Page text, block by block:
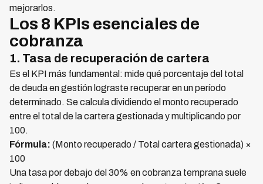
mejorarlos.
Los 8 KPIs esenciales de
cobranza
1. Tasa de recuperación de cartera
Es el KPI más fundamental: mide qué porcentaje del total
de deuda en gestión lograste recuperar en un período
determinado. Se calcula dividiendo el monto recuperado
entre el total de la cartera gestionada y multiplicando por
100.
Fórmula: (Monto recuperado / Total cartera gestionada) ×
100
Una tasa por debajo del 30% en cobranza temprana suele